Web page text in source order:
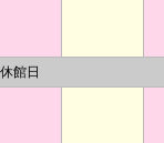
休館日